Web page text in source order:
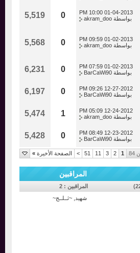
01-04-2013
10:00 PM
بواسطةakram_doo
5,519
01-02-2013
09:59 PM
بواسطةakram_doo
5,568
01-02-2013
07:59 PM
بواسطةBarCaWi90
6,231
12-27-2012
09:26 PM
بواسطةBarCaWi90
6,197
12-24-2012
05:09 PM
بواسطةakram_doo
5,474
12-23-2012
08:49 PM
بواسطةBarCaWi90
5,428
1
2
3
11
51
> الصفحة الأخيرة»
المراقبين
المراقبين : 2
شهيد,~ثــلــج~